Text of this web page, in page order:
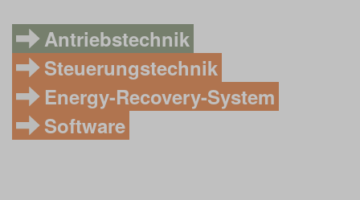
Antriebstechnik
Steuerungstechnik
Energy-Recovery-System
Software